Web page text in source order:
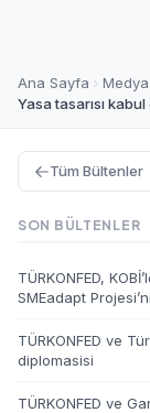
Ana Sayfa Medya
Yasa tasarısı
Tüm Bültenler
SON BÜLTENLER
TÜRKONFED,
SMEadapt
TÜRKONFED ve
diplomasisi
TÜRKONFED ve